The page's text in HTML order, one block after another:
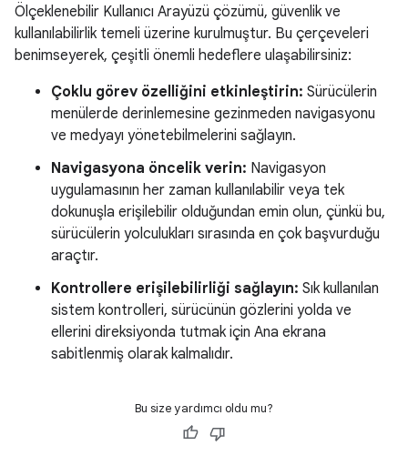
Ölçeklenebilir Kullanıcı Arayüzü çözümü, güvenlik ve
kullanılabilirlik temeli üzerine kurulmuştur. Bu çerçeveleri
benimseyerek, çeşitli önemli hedeflere ulaşabilirsiniz:
Çoklu görev özelliğini etkinleştirin: Sürücülerin
menülerde derinlemesine gezinmeden navigasyonu
ve medyayı yönetebilmelerini sağlayın.
Navigasyona öncelik verin: Navigasyon
uygulamasının her zaman kullanılabilir veya tek
dokunuşla erişilebilir olduğundan emin olun, çünkü bu,
sürücülerin yolculukları sırasında en çok başvurduğu
araçtır.
Kontrollere erişilebilirliği sağlayın: Sık kullanılan
sistem kontrolleri, sürücünün gözlerini yolda ve
ellerini direksiyonda tutmak için Ana ekrana
sabitlenmiş olarak kalmalıdır.
Bu size yardımcı oldu mu?